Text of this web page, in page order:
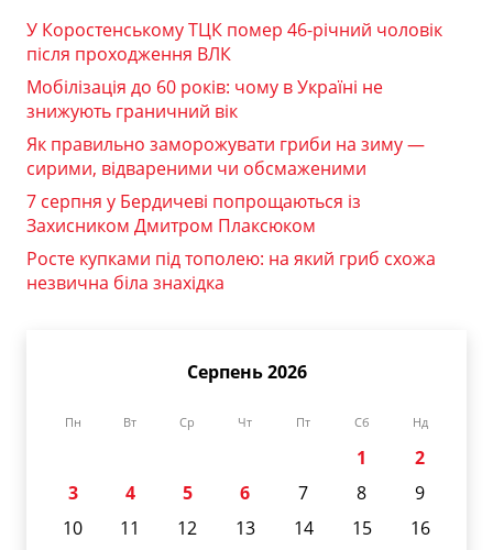
У Коростенському ТЦК помер 46-річний чоловік
після проходження ВЛК
Мобілізація до 60 років: чому в Україні не
знижують граничний вік
Як правильно заморожувати гриби на зиму —
сирими, відвареними чи обсмаженими
7 серпня у Бердичеві попрощаються із
Захисником Дмитром Плаксюком
Росте купками під тополею: на який гриб схожа
незвична біла знахідка
Серпень 2026
Пн Вт Ср Чт Пт Сб Нд
1
2
3
4 5 6 7 8
9
10
11 12 13 14 15
16